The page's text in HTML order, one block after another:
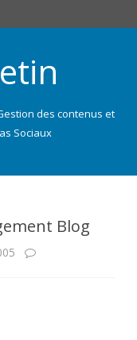
des contenus et
Sociaux
Blog